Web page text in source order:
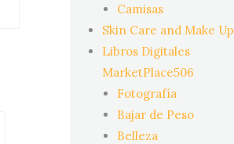
Camisas
Skin Care and Make Up
Libros Digitales
MarketPlace506
Fotografía
Bajar de Peso
Belleza